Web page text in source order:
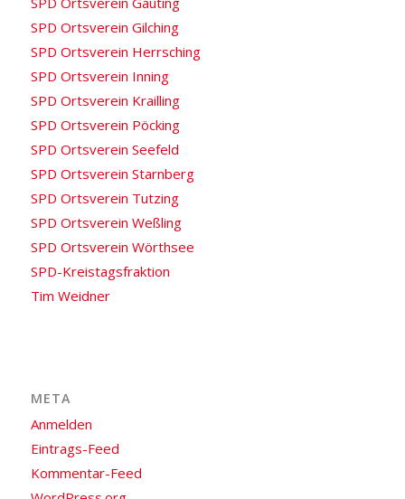
SPD Ortsverein Gilching
SPD Ortsverein Herrsching
SPD Ortsverein Inning
SPD Ortsverein Krailling
SPD Ortsverein Pöcking
SPD Ortsverein Seefeld
SPD Ortsverein Starnberg
SPD Ortsverein Tutzing
SPD Ortsverein Weßling
SPD Ortsverein Wörthsee
SPD-Kreistagsfraktion
Tim Weidner
META
Anmelden
Eintrags-Feed
Kommentar-Feed